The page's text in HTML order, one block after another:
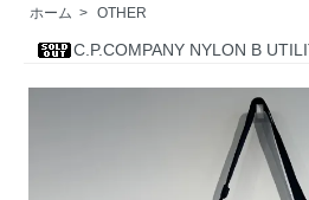
ホーム > OTHER
C.P.COMPANY NYLON B